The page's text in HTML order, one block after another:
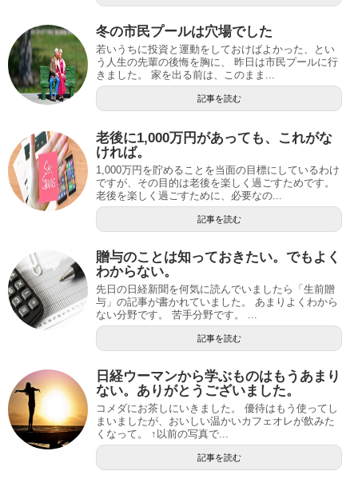
冬の市民プールは穴場でした
若いうちに投資と運動をしておけばよかった、とい
う人生の先輩の後悔を胸に、 昨日は市民プールに行
きました。 家を出る前は、このまま...
記事を読む
老後に1,000万円があっても、これがな
ければ。
1,000万円を貯めることを当面の目標にしているわけ
ですが、その目的は老後を楽しく過ごすためです。
老後を楽しく過ごすために、必要なの...
記事を読む
贈与のことは知っておきたい。でもよく
わからない。
先日の日経新聞を何気に読んでいましたら「生前贈
与」の記事が書かれていました。 あまりよくわから
ない分野です。 苦手分野です。 ...
記事を読む
日経ウーマンから学ぶものはもうあまり
ない。ありがとうございました。
コメダにお茶しにいきました。 優待はもう使ってし
まいましたが、おいしい温かいカフェオレが飲みた
くなって。 ↑以前の写真で...
記事を読む